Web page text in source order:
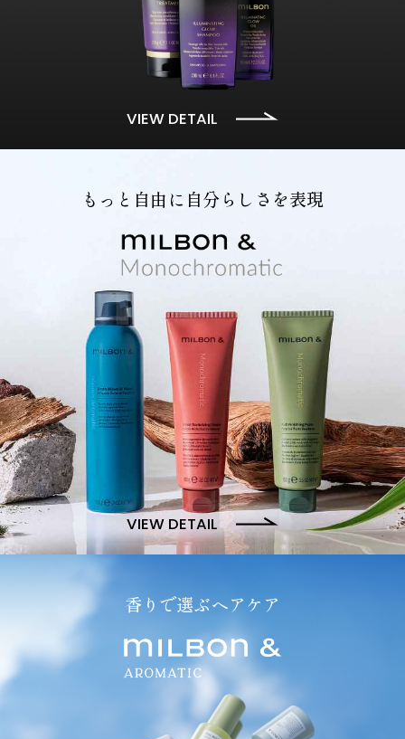
VIEW DETAIL
もっと自由に自分らしさを表現
VIEW DETAIL
香りで選ぶヘアケア